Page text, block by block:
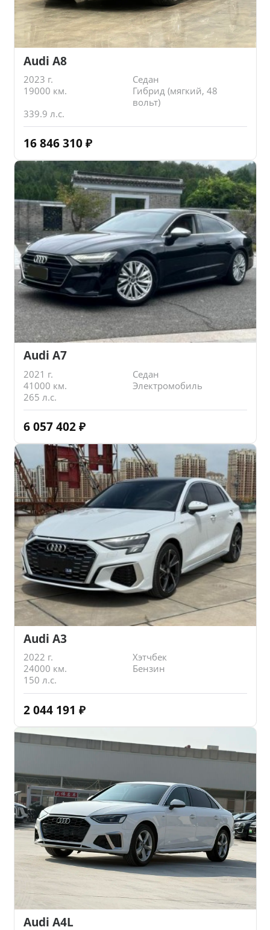
Audi A8
2023 г.
Седан
19000 км.
Гибрид (мягкий, 48
вольт)
339.9 л.с.
16 846 310 ₽
Audi A7
2021 г.
Седан
41000 км.
Электромобиль
265 л.с.
6 057 402 ₽
Audi A3
2022 г.
Хэтчбек
24000 км.
Бензин
150 л.с.
2 044 191 ₽
Audi A4L